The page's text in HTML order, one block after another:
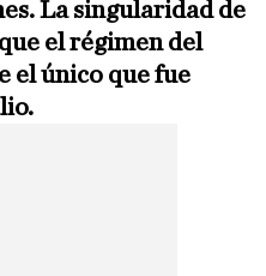
La singularidad de
el régimen del
el único que fue